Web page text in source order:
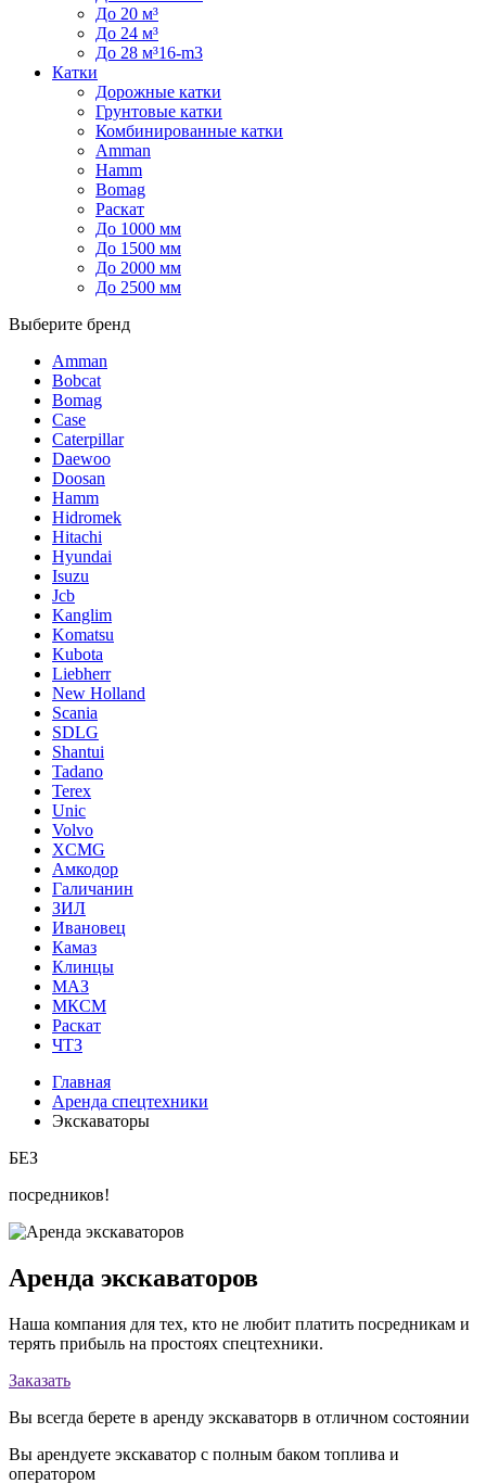
До 20 м³
До 24 м³
До 28 м³16-m3
Катки
Дорожные катки
Грунтовые катки
Комбинированные катки
Amman
Hamm
Bomag
Раскат
До 1000 мм
До 1500 мм
До 2000 мм
До 2500 мм
Выберите бренд
Amman
Bobcat
Bomag
Case
Caterpillar
Daewoo
Doosan
Hamm
Hidromek
Hitachi
Hyundai
Isuzu
Jcb
Kanglim
Komatsu
Kubota
Liebherr
New Holland
Scania
SDLG
Shantui
Tadano
Terex
Unic
Volvo
XCMG
Амкодор
Галичанин
ЗИЛ
Ивановец
Камаз
Клинцы
МАЗ
МКСМ
Раскат
ЧТЗ
Главная
Аренда спецтехники
Экскаваторы
БЕЗ
посредников!
Аренда экскаваторов
Наша компания для тех, кто не любит платить посредникам и
терять прибыль на простоях спецтехники.
Заказать
Вы всегда берете в аренду экскаваторв в отличном состоянии
Вы арендуете экскаватор с полным баком топлива и
оператором